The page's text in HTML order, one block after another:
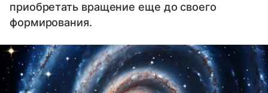
приобретать вращение еще до своего
формирования.